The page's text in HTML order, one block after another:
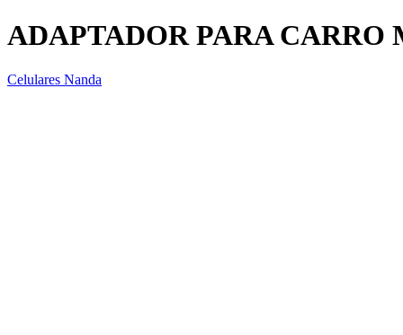
ADAPTADOR PARA CARRO
Celulares Nanda